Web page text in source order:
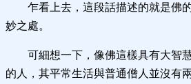
乍看上去，這段話描述的就是佛
妙之處。
可細想一下，像佛這樣具有大智
的人，其平常生活與普通僧人並沒有